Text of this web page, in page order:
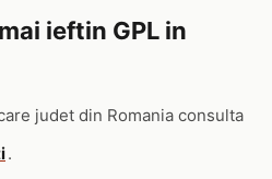
ieftin GPL in
judet din Romania consulta
.